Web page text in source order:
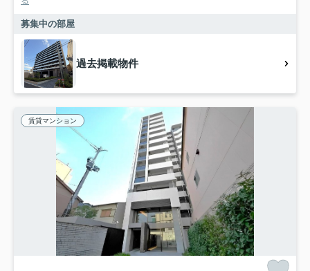
募集中の部屋
過去掲載物件
賃貸マンション